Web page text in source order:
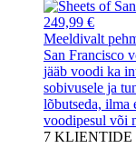
249,99 €
Meeldivalt
San Francisco
jääb voodi ka
sobivusele ja
lõbutseda, ilma
voodipesul või
7 KLIENTIDE